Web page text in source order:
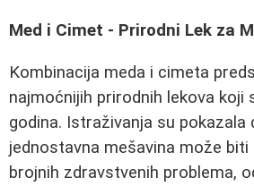
Med i Cimet - Prirodni Lek za
Kombinacija meda i cimeta
najmoćnijih prirodnih lekova koji
godina. Istraživanja su pokazala
jednostavna mešavina može biti
brojnih zdravstvenih problema,